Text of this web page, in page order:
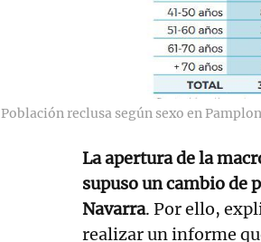
Población reclusa según sexo en
La apertura de la
supuso un cambio de
Navarra. Por ello,
realizar un informe